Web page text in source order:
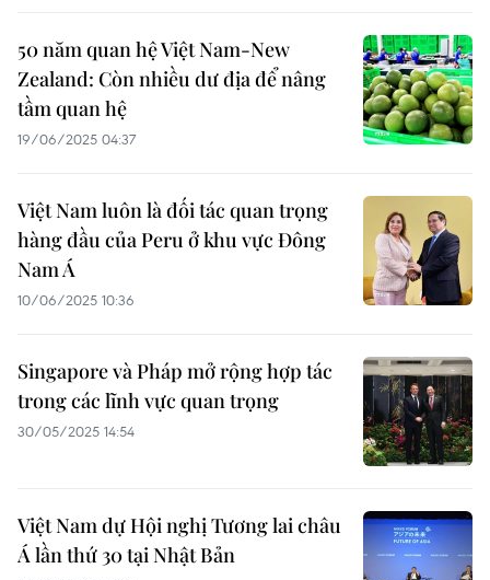
50 năm quan hệ Việt Nam-New
Zealand: Còn nhiều dư địa để nâng
tầm quan hệ
19/06/2025 04:37
Việt Nam luôn là đối tác quan trọng
hàng đầu của Peru ở khu vực Đông
Nam Á
10/06/2025 10:36
Singapore và Pháp mở rộng hợp tác
trong các lĩnh vực quan trọng
30/05/2025 14:54
Việt Nam dự Hội nghị Tương lai châu
Á lần thứ 30 tại Nhật Bản